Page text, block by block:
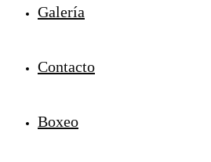
Galería
Contacto
Boxeo